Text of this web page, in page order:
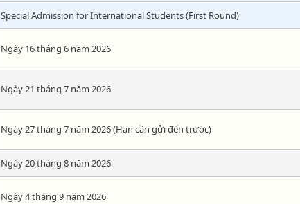
Special Admission for International Students (First Round)
Ngày 16 tháng 6 năm 2026
Ngày 21 tháng 7 năm 2026
Ngày 27 tháng 7 năm 2026 (Hạn cần gửi đến trước)
Ngày 20 tháng 8 năm 2026
Ngày 4 tháng 9 năm 2026